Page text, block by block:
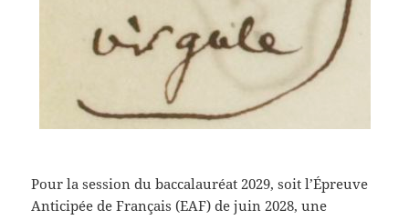
Pour la session du baccalauréat 2029, soit l’Épreuve
Anticipée de Français (EAF) de juin 2028, une